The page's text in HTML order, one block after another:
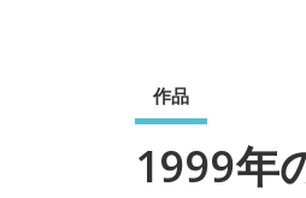
作品
1999年